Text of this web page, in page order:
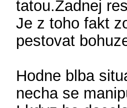
tatou.Zadnej
Je z toho fakt
pestovat
Hodne blba
necha se